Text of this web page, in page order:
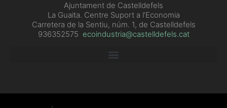
Ajuntament de Castelldefels
La Guaita. Centre Suport a l’Economia
Carretera de la Sentiu, núm. 1, de Castelldefels
936352575 ecoindustria@castelldefels.cat